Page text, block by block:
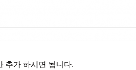
추가 하시면 됩니다.